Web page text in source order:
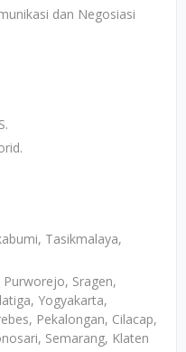
dan Negosiasi
Tasikmalaya,
Purworejo, Sragen,
Yogyakarta,
Pekalongan, Cilacap,
Semarang, Klaten